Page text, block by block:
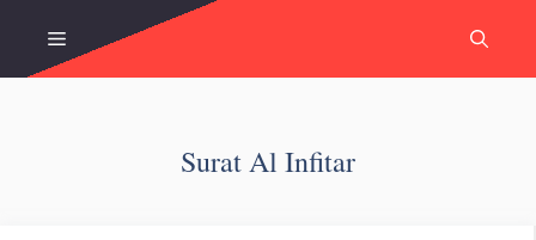
content
Menu
Surat Al Infitar